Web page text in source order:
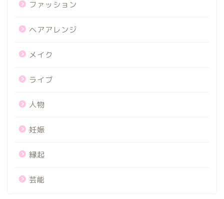
ファッション
ヘアアレンジ
メイク
ライブ
人物
妊娠
縁起
芸能